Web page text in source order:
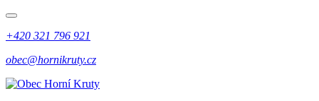
+420 321 796 921
obec@hornikruty.cz